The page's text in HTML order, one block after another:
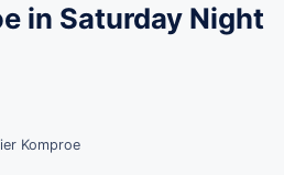
in Saturday Night
Komproe